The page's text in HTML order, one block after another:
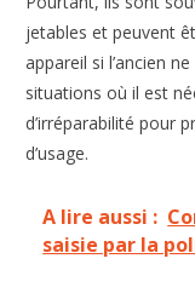
jetables et peuvent
appareil si l’ancien
situations où il est
d’irréparabilité pour
d’usage.
A lire aussi :
saisie par la